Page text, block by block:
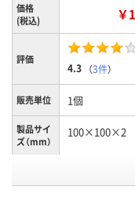
価格
(税込)
￥
評価
4.3 （3件）
販売単位 1個
製品サイ
ズ（mm）
100×100×2